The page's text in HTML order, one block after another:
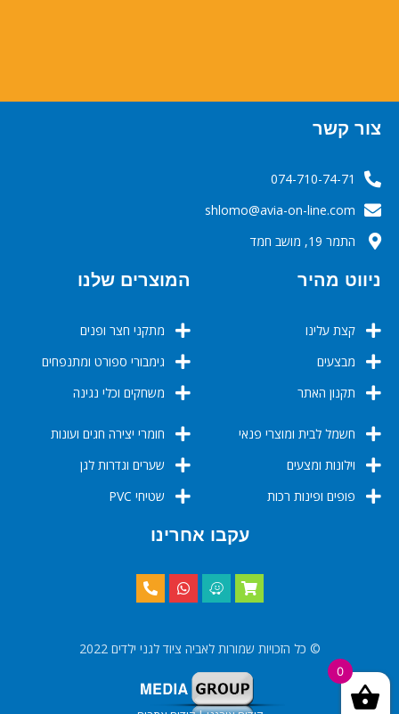
צור קשר
074-710-74-71
‬‬‬shlomo@avia-on-line.com‬
התמר 19, מושב חמד
ניווט מהיר
קצת עלינו
מבצעים
תקנון האתר
המוצרים שלנו
מתקני חצר ופנים
גימבורי ספורט ומתנפחים
משחקים וכלי נגינה
חשמל לבית ומוצרי פנאי
וילונות ומצעים
פופים ופינות רכות
חומרי יצירה חגים ועונות
שערים וגדרות לגן
שטיחי PVC
עקבו אחרינו
© כל הזכויות שמורות לאביה ציוד לגני ילדים 2022
0